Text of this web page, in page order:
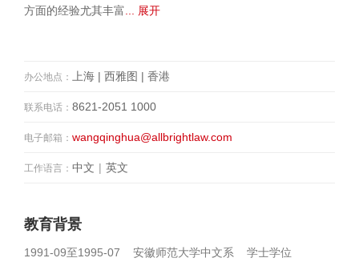
方面的经验尤其丰富 ... 展开
办公地点： 上海 | 西雅图 | 香港
联系电话： 8621-2051 1000
电子邮箱： wangqinghua@allbrightlaw.com
工作语言： 中文 | 英文
教育背景
1991-09至1995-07 安徽师范大学中文系 学士学位